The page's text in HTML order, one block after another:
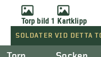
Torp bild 1 Kartklipp
SOLDATER VID DETTA